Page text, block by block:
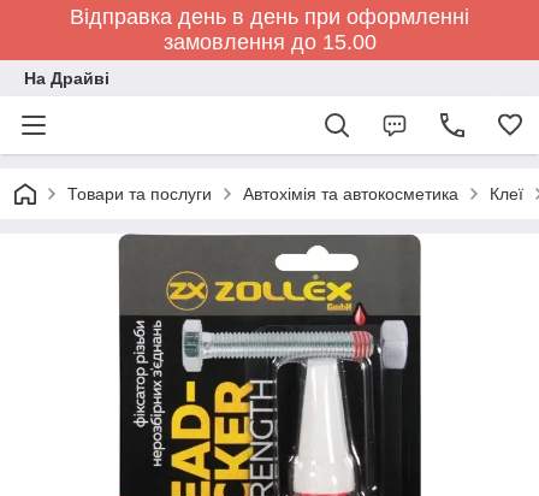
Відправка день в день при оформленні
замовлення до 15.00
На Драйві
Товари та послуги Автохімія та автокосметика Клеї